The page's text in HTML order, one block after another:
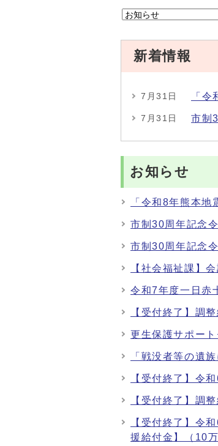
新着情報
7月31日 「
7月31日 市制
お知らせ
「令和8年熊本
市制30周年記念
市制30周年記念
【社会福祉課】
令和7年度一日赤
【受付終了】調
更生保護サポー
「戦没者等の遺
【受付終了】令
【受付終了】調
【受付終了】令
援給付金】（10